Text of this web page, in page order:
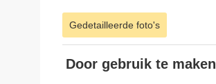
Gedetailleerde foto's
Door gebruik te